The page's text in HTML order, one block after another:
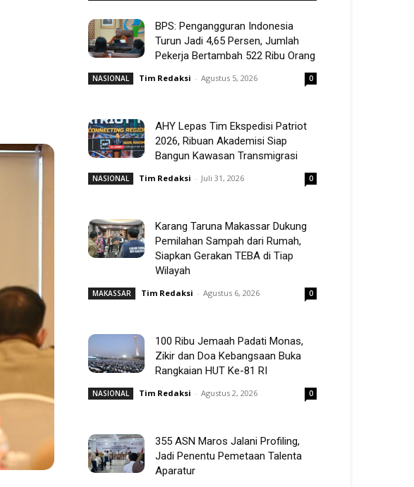
BPS: Pengangguran Indonesia
Turun Jadi 4,65 Persen, Jumlah
Pekerja Bertambah 522 Ribu Orang
NASIONAL Tim Redaksi - Agustus 5, 2026 0
AHY Lepas Tim Ekspedisi Patriot
2026, Ribuan Akademisi Siap
Bangun Kawasan Transmigrasi
NASIONAL Tim Redaksi - Juli 31, 2026 0
Karang Taruna Makassar Dukung
Pemilahan Sampah dari Rumah,
Siapkan Gerakan TEBA di Tiap
Wilayah
MAKASSAR Tim Redaksi - Agustus 6, 2026 0
100 Ribu Jemaah Padati Monas,
Zikir dan Doa Kebangsaan Buka
Rangkaian HUT Ke-81 RI
NASIONAL Tim Redaksi - Agustus 2, 2026 0
355 ASN Maros Jalani Profiling,
Jadi Penentu Pemetaan Talenta
Aparatur